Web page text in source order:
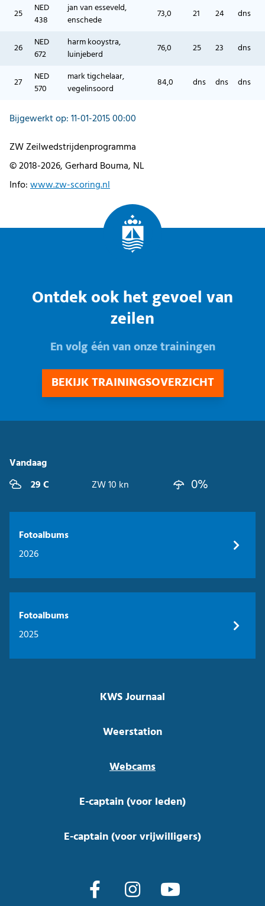
25
NED
438
jan van esseveld,
enschede
73,0 21 24 dns
26
NED
672
harm kooystra,
luinjeberd
76,0 25 23 dns
27
NED
570
mark tigchelaar,
vegelinsoord
84,0 dns dns dns
Bijgewerkt op: 11-01-2015 00:00
ZW Zeilwedstrijdenprogramma
© 2018-2026, Gerhard Bouma, NL
Info:www.zw-scoring.nl
Ontdek ook het gevoel van
zeilen
En volg één van onze trainingen
BEKIJK TRAININGSOVERZICHT
Vandaag
29 C
ZW 10 kn 0%
Fotoalbums
2026
Fotoalbums
2025
KWS Journaal
Weerstation
Webcams
E-captain (voor leden)
E-captain (voor vrijwilligers)